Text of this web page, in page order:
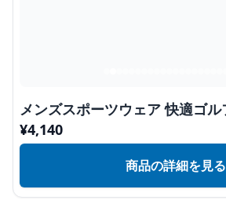
メンズスポーツウェア 快適ゴ
¥4,140
商品の詳細を見る